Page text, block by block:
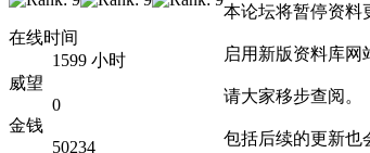
在线时间
1599 小时
威望
0
金钱
50234
本论坛将暂停资料
启用新版资料库网
请大家移步查阅。
包括后续的更新也